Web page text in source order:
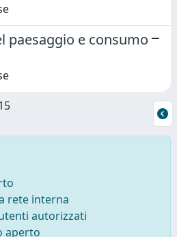
paesaggio e consumo
rete interna
autorizzati
aperto